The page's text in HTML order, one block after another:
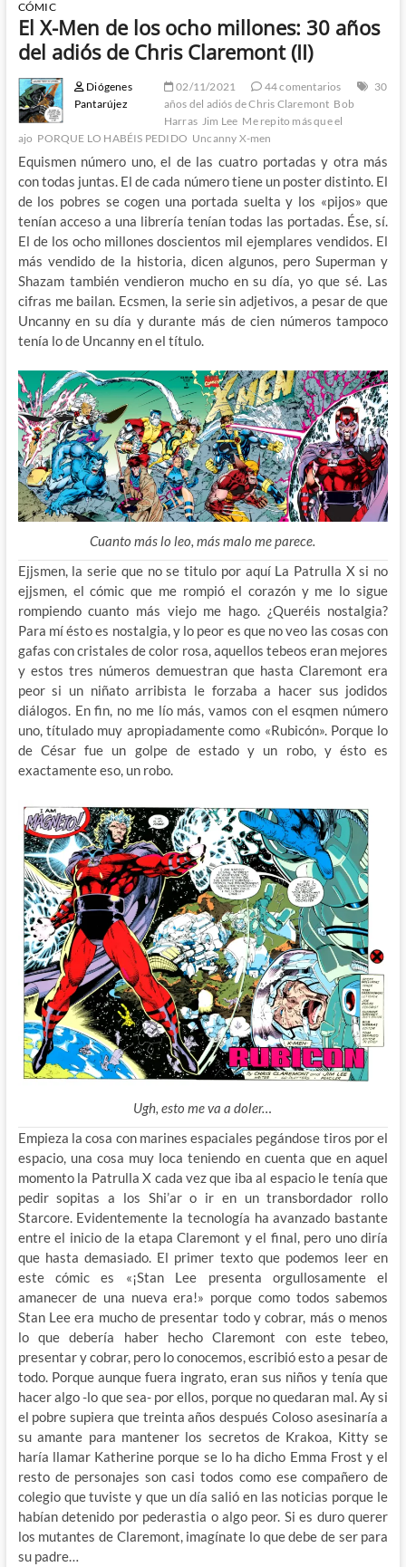
CÓMIC
El X-Men de los ocho millones: 30 años
del adiós de Chris Claremont (II)
Diógenes
Pantarújez
02/11/2021 44 comentarios
30
años del adiós de Chris Claremont Bob
Harras Jim Lee Me repito más que el
ajo PORQUE LO HABÉIS PEDIDO Uncanny X-men
Equismen número uno, el de las cuatro portadas y otra más
con todas juntas. El de cada número tiene un poster distinto. El
de los pobres se cogen una portada suelta y los «pijos» que
tenían acceso a una librería tenían todas las portadas. Ése, sí.
El de los ocho millones doscientos mil ejemplares vendidos. El
más vendido de la historia, dicen algunos, pero Superman y
Shazam también vendieron mucho en su día, yo que sé. Las
cifras me bailan. Ecsmen, la serie sin adjetivos, a pesar de que
Uncanny en su día y durante más de cien números tampoco
tenía lo de Uncanny en el título.
Cuanto más lo leo, más malo me parece.
Ejjsmen, la serie que no se titulo por aquí La Patrulla X si no
ejjsmen, el cómic que me rompió el corazón y me lo sigue
rompiendo cuanto más viejo me hago. ¿Queréis nostalgia?
Para mí ésto es nostalgia, y lo peor es que no veo las cosas con
gafas con cristales de color rosa, aquellos tebeos eran mejores
y estos tres números demuestran que hasta Claremont era
peor si un niñato arribista le forzaba a hacer sus jodidos
diálogos. En fin, no me lío más, vamos con el esqmen número
uno, títulado muy apropiadamente como «Rubicón». Porque lo
de César fue un golpe de estado y un robo, y ésto es
exactamente eso, un robo.
Ugh, esto me va a doler…
Empieza la cosa con marines espaciales pegándose tiros por el
espacio, una cosa muy loca teniendo en cuenta que en aquel
momento la Patrulla X cada vez que iba al espacio le tenía que
pedir sopitas a los Shi’ar o ir en un transbordador rollo
Starcore. Evidentemente la tecnología ha avanzado bastante
entre el inicio de la etapa Claremont y el final, pero uno diría
que hasta demasiado. El primer texto que podemos leer en
este cómic es «¡Stan Lee presenta orgullosamente el
amanecer de una nueva era!» porque como todos sabemos
Stan Lee era mucho de presentar todo y cobrar, más o menos
lo que debería haber hecho Claremont con este tebeo,
presentar y cobrar, pero lo conocemos, escribió esto a pesar de
todo. Porque aunque fuera ingrato, eran sus niños y tenía que
hacer algo -lo que sea- por ellos, porque no quedaran mal. Ay si
el pobre supiera que treinta años después Coloso asesinaría a
su amante para mantener los secretos de Krakoa, Kitty se
haría llamar Katherine porque se lo ha dicho Emma Frost y el
resto de personajes son casi todos como ese compañero de
colegio que tuviste y que un día salió en las noticias porque le
habían detenido por pederastia o algo peor. Si es duro querer
los mutantes de Claremont, imagínate lo que debe de ser para
su padre…